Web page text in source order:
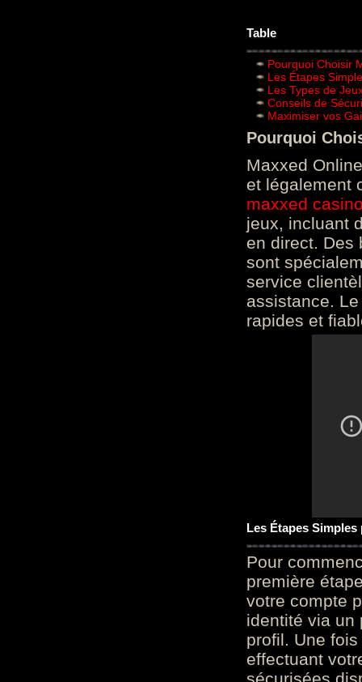
Table
Pourquoi Choisir
Les Étapes
Les Types de
Conseils de
Maximiser vos
Pourquoi
Maxxed
et légalement
maxxed
jeux, incluant
en direct. Des
sont
service
assistance.
rapides et
Les Étapes
Pour
première
votre compte
identité via un
profil. Une
effectuant
sécurisées